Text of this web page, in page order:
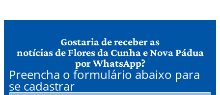
Gostaria de receber as
notícias de Flores da Cunha e Nova Pádua
por WhatsApp?
Preencha o formulário abaixo para
se cadastrar